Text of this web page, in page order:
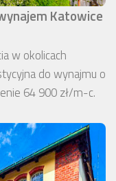
Katowice
w okolicach
do wynajmu o
64 900 zł/m-c.